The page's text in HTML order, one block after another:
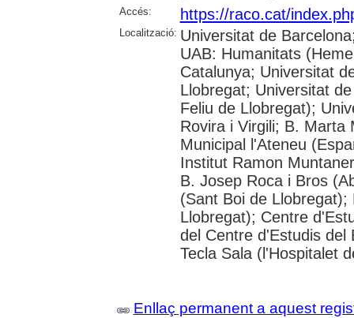
Accés: https://raco.cat/
Localització: Universitat de
UAB: Humanitats
Catalunya; Universitat
Llobregat; Universitat
Feliu de Llobregat);
Rovira i Virgili; B. Marta
Municipal l'Ateneu
Institut Ramon
B. Josep Roca i Bros
(Sant Boi de
Llobregat); Centre
del Centre d'Estudis del
Tecla Sala (l'Hospitalet
Enllaç permanent a aquest